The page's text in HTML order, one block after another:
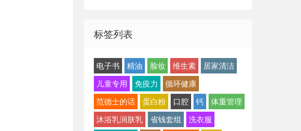
标签列表
电子书 精油 脸妆 维生素
居家清洁
儿童专用
免疫力
循环健康
范德士的话
蛋白粉 口腔 钙
体重管理
沐浴乳润肤乳
省钱套组
洗衣服